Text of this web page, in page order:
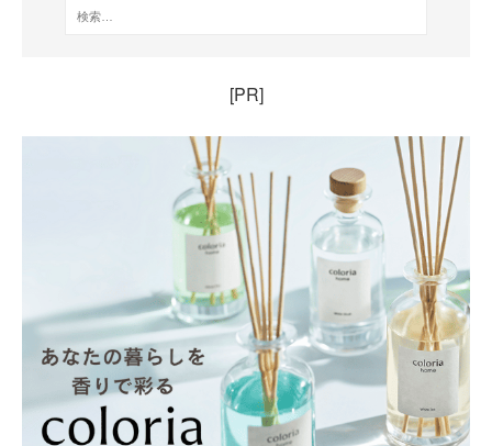
[PR]